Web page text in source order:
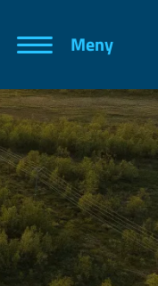
Meny